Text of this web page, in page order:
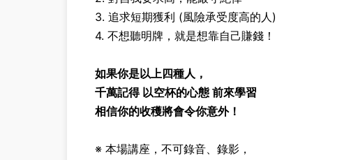
3. 追求短期獲利 (風險承受度高的人)
4. 不想聽明牌，就是想靠自己賺錢！
如果你是以上四種人，
千萬記得 以空杯的心態 前來學習
相信你的收穫將會令你意外！
※ 本場講座，不可錄音、錄影，